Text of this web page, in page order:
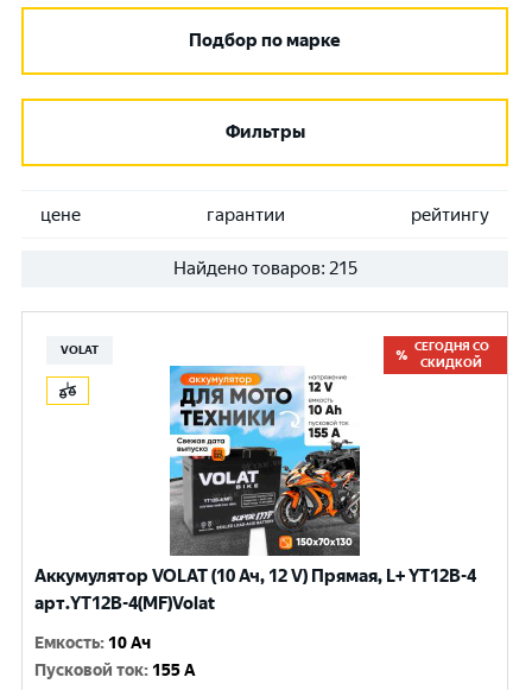
Подбор по марке
Фильтры
цене гарантии рейтингу
Найдено товаров: 215
VOLAT
СЕГОДНЯ СО
СКИДКОЙ
Аккумулятор VOLAT (10 Ач, 12 V) Прямая, L+ YT12B-4
арт.YT12B-4(MF)Volat
Емкость: 10 Ач
Пусковой ток: 155 A